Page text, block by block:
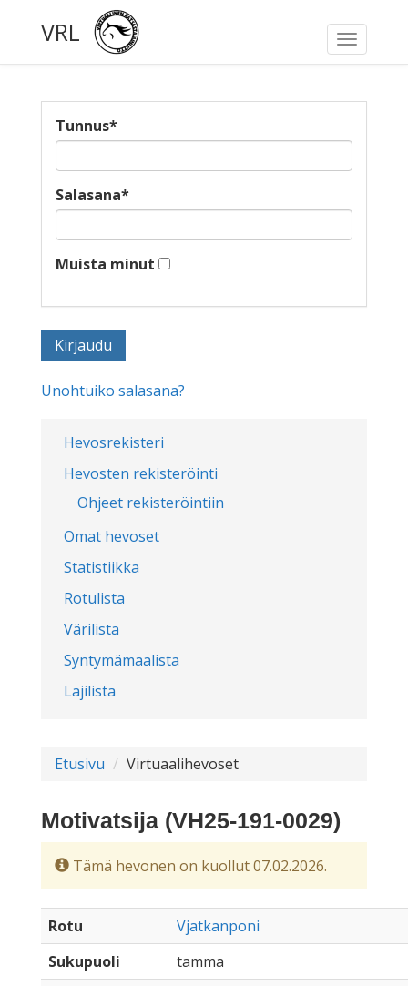
Toggle
VRL
Hevosrekisteri
Hevosten rekisteröinti
Ohjeet rekisteröintiin
Omat hevoset
Statistiikka
Rotulista
Värilista
Syntymämaalista
Lajilista
Tunnus*
Salasana*
Muista minut
Unohtuiko salasana?
Etusivu Virtuaalihevoset
Motivatsija (VH25-191-0029)
Tämä hevonen on kuollut 07.02.2026.
Rotu
Vjatkanponi
Sukupuoli
tamma